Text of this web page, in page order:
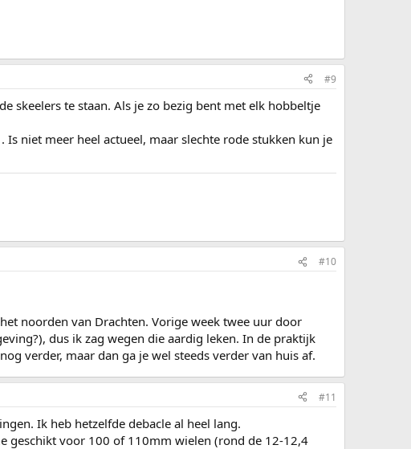
#9
skeelers te staan. Als je zo bezig bent met elk hobbeltje
. Is niet meer heel actueel, maar slechte rode stukken kun je
#10
noorden van Drachten. Vorige week twee uur door
dus ik zag wegen die aardig leken. In de praktijk
verder, maar dan ga je wel steeds verder van huis af.
#11
Ik heb hetzelfde debacle al heel lang.
geschikt voor 100 of 110mm wielen (rond de 12-12,4